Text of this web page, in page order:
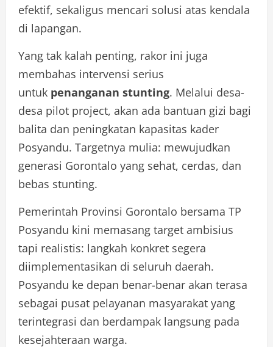
efektif, sekaligus mencari solusi atas kendala
di lapangan.
Yang tak kalah penting, rakor ini juga
membahas intervensi serius
untuk penanganan stunting. Melalui desa-
desa pilot project, akan ada bantuan gizi bagi
balita dan peningkatan kapasitas kader
Posyandu. Targetnya mulia: mewujudkan
generasi Gorontalo yang sehat, cerdas, dan
bebas stunting.
Pemerintah Provinsi Gorontalo bersama TP
Posyandu kini memasang target ambisius
tapi realistis: langkah konkret segera
diimplementasikan di seluruh daerah.
Posyandu ke depan benar-benar akan terasa
sebagai pusat pelayanan masyarakat yang
terintegrasi dan berdampak langsung pada
kesejahteraan warga.